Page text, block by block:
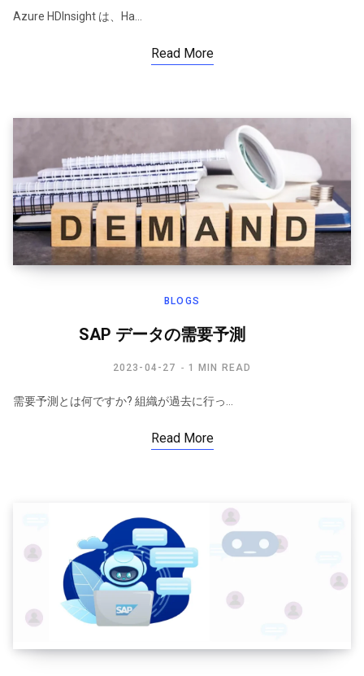
Azure HDInsight は、Ha…
Read More
BLOGS
SAP データの需要予測
2023-04-27 1 MIN READ
需要予測とは何ですか? 組織が過去に行っ…
Read More